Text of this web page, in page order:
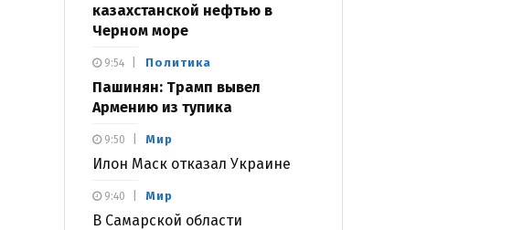
казахстанской нефтью в
Черном море
Политика
Пашинян: Трамп вывел
Армению из тупика
9:54
Мир
Илон Маск отказал Украине
9:50
Мир
В Самарской области
9:40